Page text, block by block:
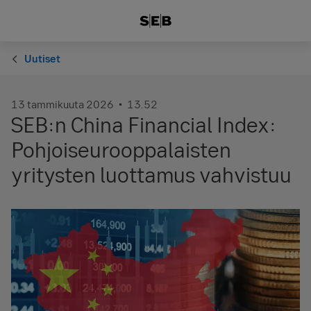
Uutiset
13 tammikuuta 2026 13.52
SEB:n China Financial Index:
Pohjoiseurooppalaisten
yritysten luottamus vahvistuu